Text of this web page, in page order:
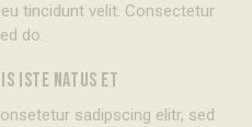
tincidunt velit. Consectetur
do.
ISTE NATUS ET
sadipscing elitr, sed